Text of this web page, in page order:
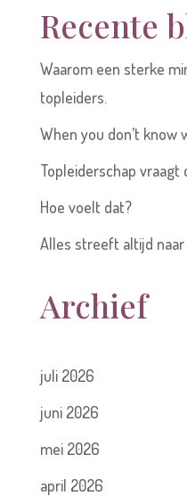
Recente
Waarom een sterke
topleiders.
When you don’t know
Topleiderschap
Hoe voelt dat?
Alles streeft altijd naar
Archief
juli 2026
juni 2026
mei 2026
april 2026